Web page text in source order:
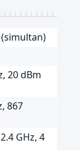
(simultan)
20 dBm
867
GHz, 4